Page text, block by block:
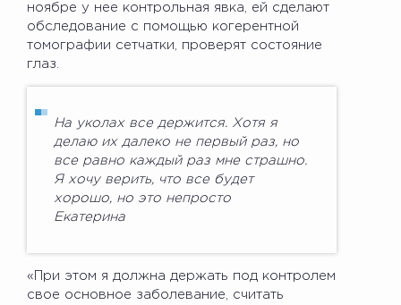
ноябре у нее контрольная явка, ей сделают
обследование с помощью когерентной
томографии сетчатки, проверят состояние
глаз.
На уколах все держится. Хотя я
делаю их далеко не первый раз, но
все равно каждый раз мне страшно.
Я хочу верить, что все будет
хорошо, но это непросто
Екатерина
«При этом я должна держать под контролем
свое основное заболевание, считать